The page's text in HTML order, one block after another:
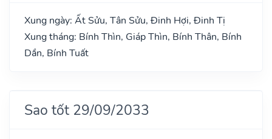
Xung ngày: Ất Sửu, Tân Sửu, Đinh Hợi, Đinh Tị
Xung tháng: Bính Thìn, Giáp Thìn, Bính Thân, Bính
Dần, Bính Tuất
Sao tốt 29/09/2033